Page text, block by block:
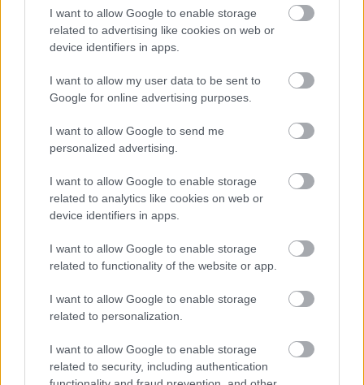
I want to allow Google to enable storage
related to advertising like cookies on web or
device identifiers in apps.
I want to allow my user data to be sent to
Google for online advertising purposes.
I want to allow Google to send me
personalized advertising.
I want to allow Google to enable storage
related to analytics like cookies on web or
device identifiers in apps.
I want to allow Google to enable storage
related to functionality of the website or app.
I want to allow Google to enable storage
related to personalization.
I want to allow Google to enable storage
related to security, including authentication
EZ IS ÉRDEKELHET